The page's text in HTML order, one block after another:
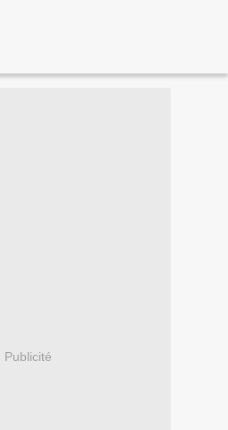
Publicité